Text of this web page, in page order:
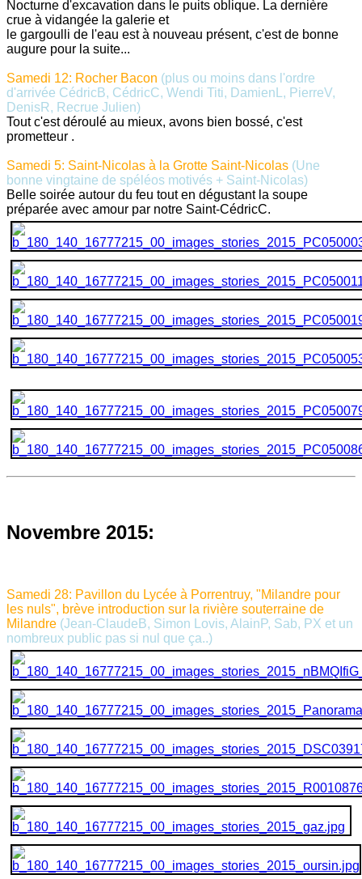
Nocturne d'excavation dans le puits oblique. La dernière
crue à vidangée la galerie et
le gargoulli de l'eau est à nouveau présent, c'est de bonne
augure pour la suite...
Samedi 12: Rocher Bacon (plus ou moins dans l'ordre
d'arrivée CédricB, CédricC, Wendi Titi, DamienL, PierreV,
DenisR, Recrue Julien)
Tout c'est déroulé au mieux, avons bien bossé, c'est
prometteur .
Samedi 5: Saint-Nicolas à la Grotte Saint-Nicolas (Une
bonne vingtaine de spéléos motivés + Saint-Nicolas)
Belle soirée autour du feu tout en dégustant la soupe
préparée avec amour par notre Saint-CédricC.
Novembre 2015:
Samedi 28: Pavillon du Lycée à Porrentruy, "Milandre pour
les nuls", brève introduction sur la rivière souterraine de
Milandre (Jean-ClaudeB, Simon Lovis, AlainP, Sab, PX et un
nombreux public pas si nul que ça..)